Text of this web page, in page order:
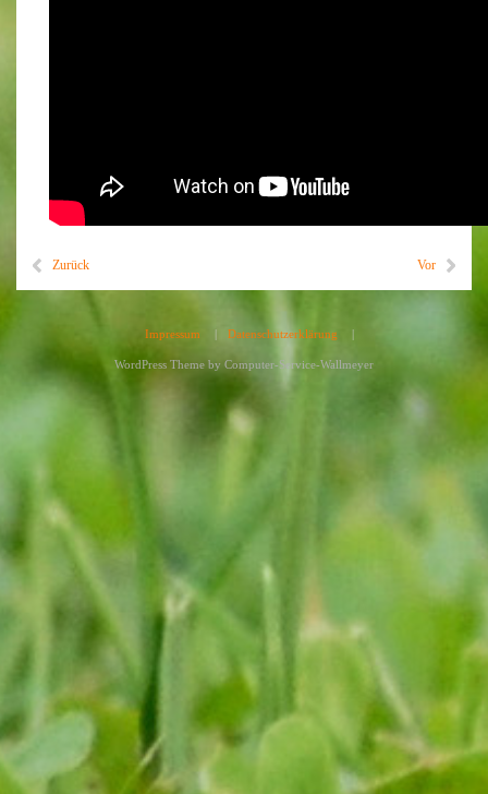
Zurück Vor
Impressum | Datenschutzerklärung |
WordPress Theme by Computer-Service-Wallmeyer